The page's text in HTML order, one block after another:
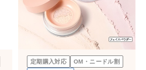
定期購入対応
OM・ニードル割